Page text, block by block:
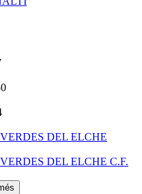
DEL ELCHE
DEL ELCHE C.F.